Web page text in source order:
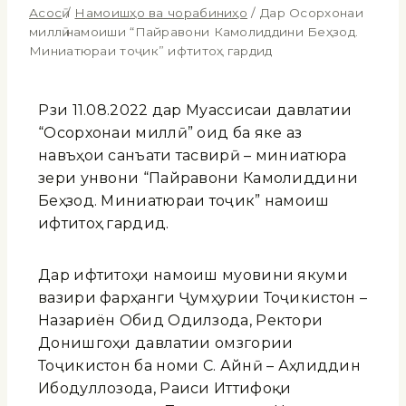
Асосӣ / Намоишҳо ва чорабиниҳо / Дар Осорхонаи
миллӣ намоиши “Пайравони Камолиддини Беҳзод.
Миниатюраи тоҷик” ифтитоҳ гардид
Рӯзи 11.08.2022 дар Муассисаи давлатии
“Осорхонаи миллӣ” оид ба яке аз
навъҳои санъати тасвирӣ – миниатюра
зери унвони “Пайравони Камолиддини
Беҳзод. Миниатюраи тоҷик” намоиш
ифтитоҳ гардид.
Дар ифтитоҳи намоиш муовини якуми
вазири фарҳанги Ҷумҳурии Тоҷикистон –
Назариён Обид Одилзода, Ректори
Донишгоҳи давлатии омӯзгории
Тоҷикистон ба номи С. Айнӣ – Аҳлиддин
Ибодуллозода, Раиси Иттифоқи